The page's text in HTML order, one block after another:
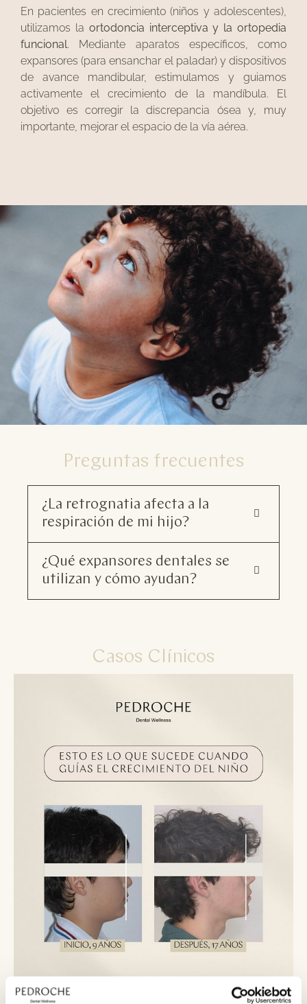
En pacientes en crecimiento (niños y adolescentes),
utilizamos la ortodoncia interceptiva y la ortopedia
funcional. Mediante aparatos específicos, como
expansores (para ensanchar el paladar) y dispositivos
de avance mandibular, estimulamos y guiamos
activamente el crecimiento de la mandíbula. El
objetivo es corregir la discrepancia ósea y, muy
importante, mejorar el espacio de la vía aérea.
Preguntas frecuentes
¿La retrognatia afecta a la
respiración de mi hijo?
¿Qué expansores dentales se
utilizan y cómo ayudan?
Casos Clínicos